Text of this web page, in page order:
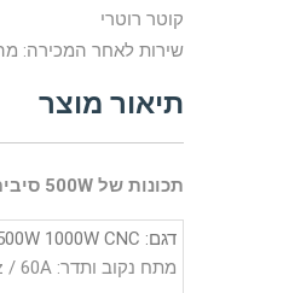
קוטר רוטרי
שירות לאחר המכירה:
תיאור מוצר
תכונות של 500W סיבים לייזר מכונת חיתוך pricee
דגם: ECO-FIBER-1530 500W 1000W CNC זהב כסף אלומיניום נירוסטה מדויק סיבים לייזר מכונת חיתוך
מתח נקוב ותדר: 380V / 50Hz / 60Hz / 60A